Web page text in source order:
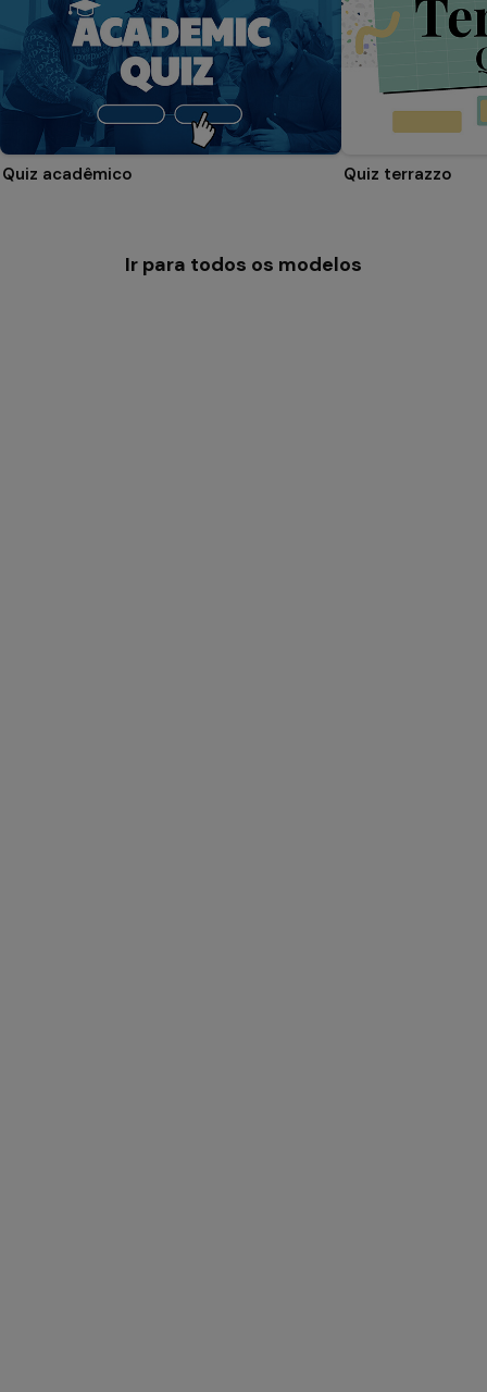
Quiz acadêmico Quiz terrazzo
Ir para todos os modelos